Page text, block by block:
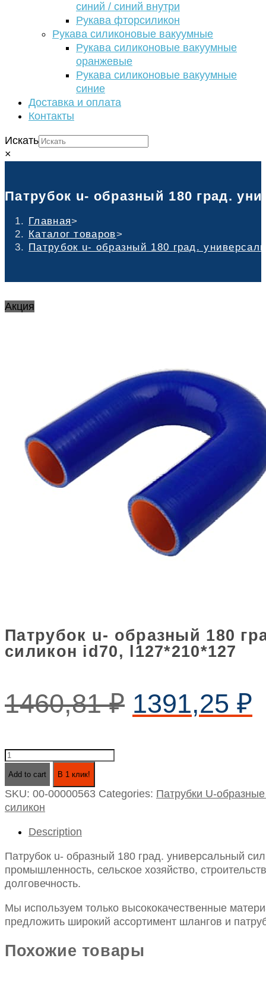
синий / синий внутри
Рукава фторсиликон
Рукава силиконовые вакуумные
Рукава силиконовые вакуумные
оранжевые
Рукава силиконовые вакуумные
синие
Доставка и оплата
Контакты
Искать
×
Патрубок u- образный 180 град.
Главная>
Каталог товаров>
Патрубок u- образный 180 град.
Акция
Патрубок u- образный 180
силикон id70, l127*210*127
1460,81₽ 1391,25 ₽
Патрубок
180
град.
силикон
id70,
l127*210*127
quantity
Add to cart В 1 клик!
SKU: 00-00000563 Categories: Патрубки U-
силикон
Description
Патрубок u- образный 180 град. универсальный
промышленность, сельское хозяйство,
долговечность.
Мы используем только высококачественные
предложить широкий ассортимент шлангов и
Похожие товары